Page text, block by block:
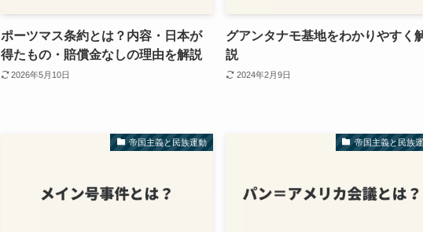
ポーツマス条約とは？内容・日本が
得たもの・賠償金なしの理由を解説
2026年5月10日
グアンタナモ基地をわかりやすく
説
2024年2月9日
帝国主義と民族運動 帝国主義と民族